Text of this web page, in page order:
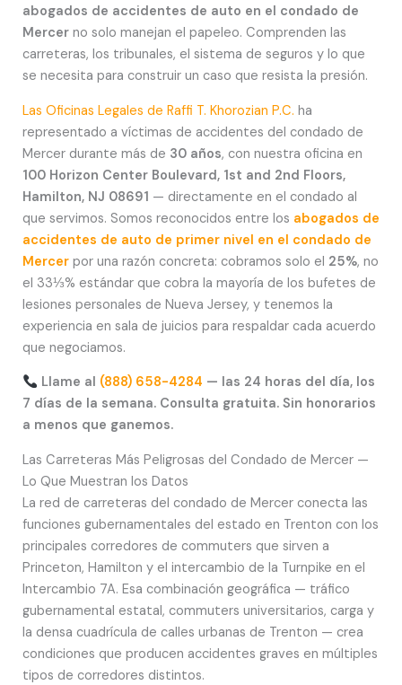
abogados de accidentes de auto en el condado de
Mercer no solo manejan el papeleo. Comprenden las
carreteras, los tribunales, el sistema de seguros y lo que
se necesita para construir un caso que resista la presión.
Las Oficinas Legales de Raffi T. Khorozian P.C. ha
representado a víctimas de accidentes del condado de
Mercer durante más de 30 años, con nuestra oficina en
100 Horizon Center Boulevard, 1st and 2nd Floors,
Hamilton, NJ 08691 — directamente en el condado al
que servimos. Somos reconocidos entre los abogados de
accidentes de auto de primer nivel en el condado de
Mercer por una razón concreta: cobramos solo el 25%, no
el 33⅓% estándar que cobra la mayoría de los bufetes de
lesiones personales de Nueva Jersey, y tenemos la
experiencia en sala de juicios para respaldar cada acuerdo
que negociamos.
Llame al (888) 658-4284 — las 24 horas del día, los
7 días de la semana. Consulta gratuita. Sin honorarios
a menos que ganemos.
Las Carreteras Más Peligrosas del Condado de Mercer —
Lo Que Muestran los Datos
La red de carreteras del condado de Mercer conecta las
funciones gubernamentales del estado en Trenton con los
principales corredores de commuters que sirven a
Princeton, Hamilton y el intercambio de la Turnpike en el
Intercambio 7A. Esa combinación geográfica — tráfico
gubernamental estatal, commuters universitarios, carga y
la densa cuadrícula de calles urbanas de Trenton — crea
condiciones que producen accidentes graves en múltiples
tipos de corredores distintos.